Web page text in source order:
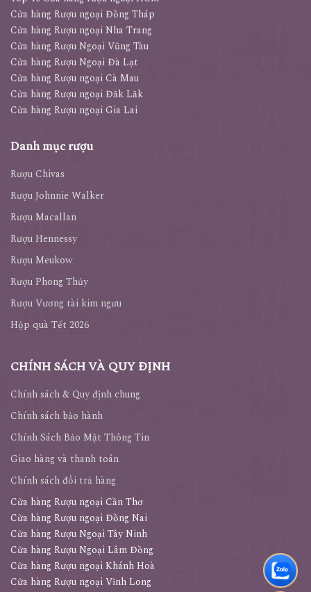
Top 10 Cửa hàng rượu ngoại HCM
Cửa hàng Rượu ngoại Đồng Tháp
Cửa hàng Rượu ngoại Nha Trang
Cửa hàng Rượu Ngoại Vũng Tàu
Cửa hàng Rượu Ngoại Đà Lạt
Cửa hàng Rượu ngoại Cà Mau
Cửa hàng Rượu ngoại Đăk Lăk
Danh mục rượu
Rượu Chivas
Rượu Johnnie Walker
Rượu Macallan
Rượu Hennessy
Rượu Meukow
Rượu Phong Thủy
Rượu Vương tài kim ngưu
CHÍNH SÁCH VÀ QUY ĐỊNH
Chính sách & Quy định chung
Chính sách bảo hành
Chính Sách Bảo Mật Thông Tin
Giao hàng và thanh toán
Chính sách đổi trả hàng
Cửa hàng Rượu ngoại Cần Thơ
Cửa hàng Rượu ngoại Đồng Nai
Cửa hàng Rượu Ngoại Tây Ninh
Cửa hàng Rượu Ngoại Lâm Đồng
Cửa hàng Rượu ngoại Khánh Hoà